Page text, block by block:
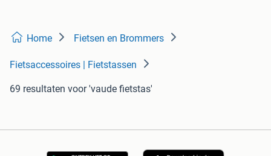
Home Fietsen en Brommers
Fietsaccessoires | Fietstassen
69 resultaten voor 'vaude fietstas'